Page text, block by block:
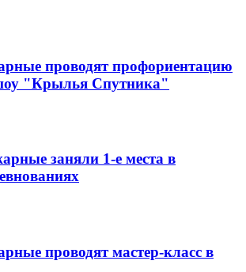
проводят профориентацию
"Крылья Спутника"
заняли 1-е места в
проводят мастер-класс в